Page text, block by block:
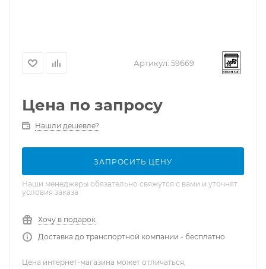
Артикул: 59669
Цена по запросу
Нашли дешевле?
ЗАПРОСИТЬ ЦЕНУ
Наши менеджеры обязательно свяжутся с вами и уточнят
условия заказа
Хочу в подарок
Доставка до транспортной компании - бесплатно
Цена интернет-магазина может отличаться,